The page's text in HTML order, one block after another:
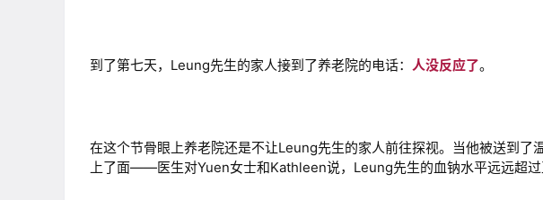
到了第七天，Leung先生的家人接到了养老院的电话： 人没反应了。
在这个节骨眼上养老院还是不让Leung先生的家人前往探视。当他被送到
上了面——医生对Yuen女士和Kathleen说，Leung先生的血钠水平远远超过